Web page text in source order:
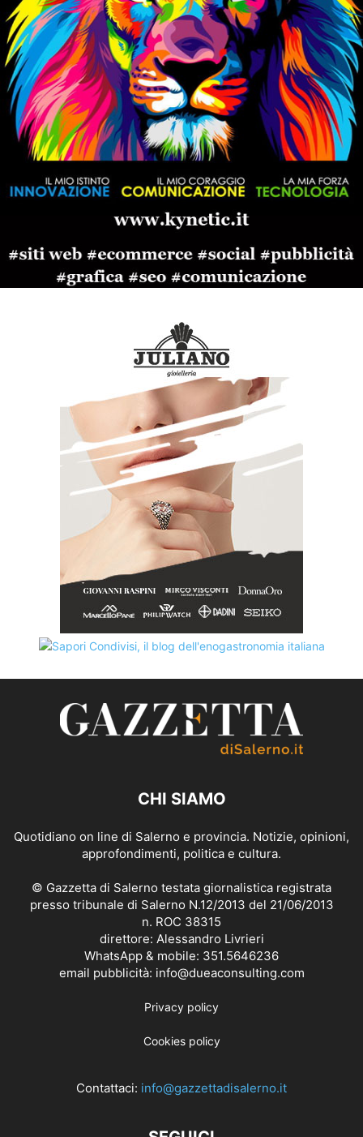
CHI SIAMO
Quotidiano on line di Salerno e provincia. Notizie, opinioni,
approfondimenti, politica e cultura.
© Gazzetta di Salerno testata giornalistica registrata
presso tribunale di Salerno N.12/2013 del 21/06/2013
n. ROC 38315
direttore: Alessandro Livrieri
WhatsApp & mobile: 351.5646236
email pubblicità: info@dueaconsulting.com
Privacy policy
Cookies policy
Contattaci: info@gazzettadisalerno.it